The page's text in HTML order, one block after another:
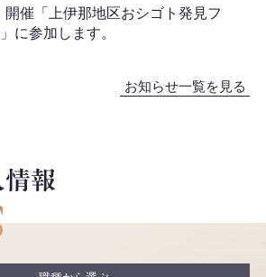
開催「上伊那地区おシゴト発見フ
に参加します。
お知らせ一覧を見る
情報